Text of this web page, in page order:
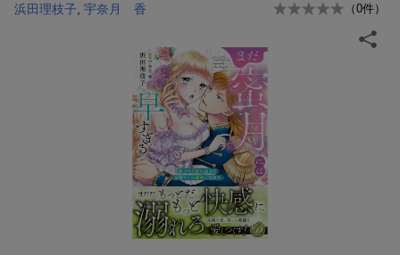
浜田理枝子 宇奈月 香 （0件）